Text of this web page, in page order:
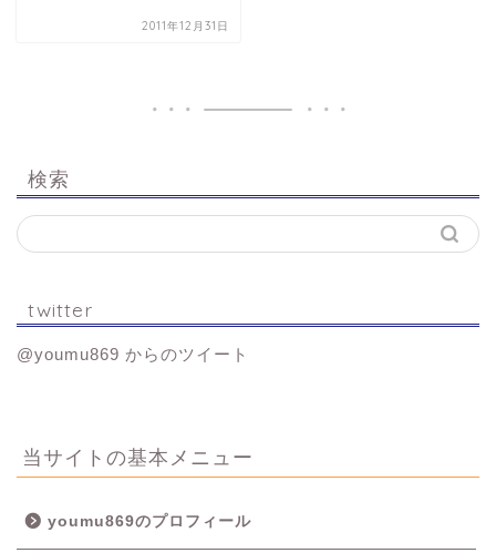
2011年12月31日
検索
twitter
@youmu869 からのツイート
当サイトの基本メニュー
youmu869のプロフィール